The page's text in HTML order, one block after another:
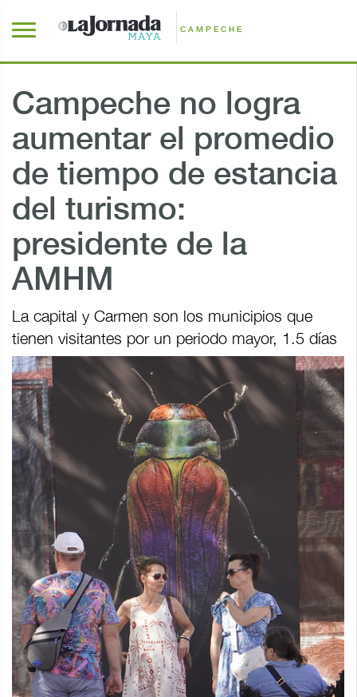
CAMPECHE
Campeche no logra
aumentar el promedio
de tiempo de estancia
del turismo:
presidente de la
AMHM
La capital y Carmen son los municipios que
tienen visitantes por un periodo mayor, 1.5 días